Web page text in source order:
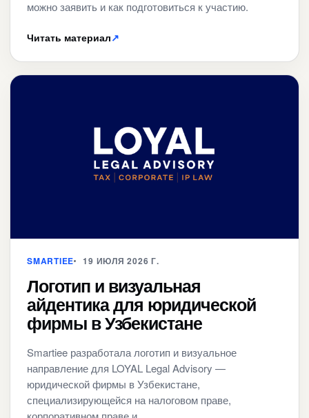
можно заявить и как подготовиться к участию.
Читать материал↗
SMARTIEE 19 ИЮЛЯ 2026 Г.
Логотип и визуальная
айдентика для юридической
фирмы в Узбекистане
Smartiee разработала логотип и визуальное
направление для LOYAL Legal Advisory —
юридической фирмы в Узбекистане,
специализирующейся на налоговом праве,